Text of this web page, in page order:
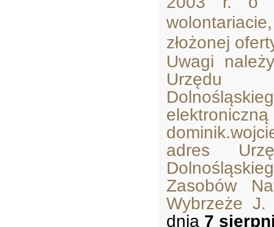
złożonej
Uwagi
Urzędu
adres
Zasobów
Wybrzeże J.
dnia 7